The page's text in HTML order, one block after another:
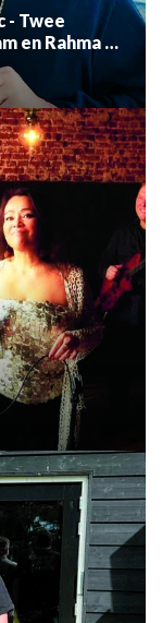
- Twee
en Rahma el